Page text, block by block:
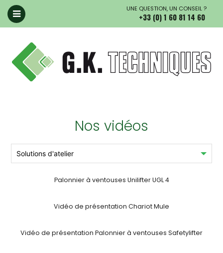
UNE QUESTION, UN CONSEIL ?
+33 (0) 1 60 81 14 60
Nos vidéos
Palonnier à ventouses Unilifter UGL 4
Vidéo de présentation Chariot Mule
Vidéo de présentation Palonnier à ventouses Safetylifter